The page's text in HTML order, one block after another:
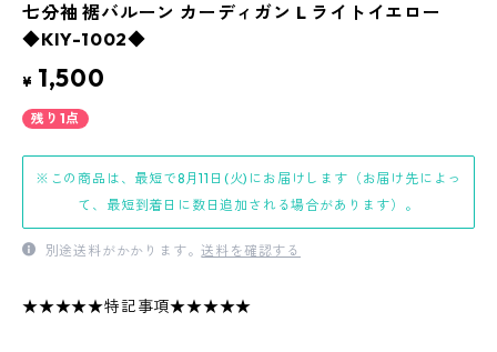
七分袖 裾バルーン カーディガン L ライトイエロー
◆KIY-1002◆
¥ 1,500
残り1点
※この商品は、最短で8月11日(火)にお届けします（お届け先によっ
て、最短到着日に数日追加される場合があります）。
別途送料がかかります。送料を確認する
★★★★★特記事項★★★★★